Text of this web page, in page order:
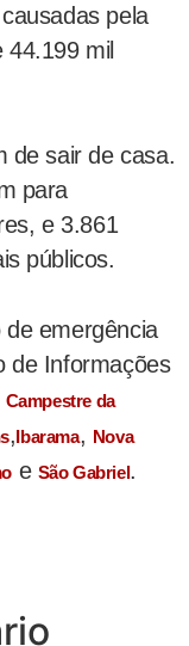
pela
mil
de sair de casa.
para
e 3.861
públicos.
emergência
de Informações
Campestre da
,Ibarama, Nova
e São Gabriel.